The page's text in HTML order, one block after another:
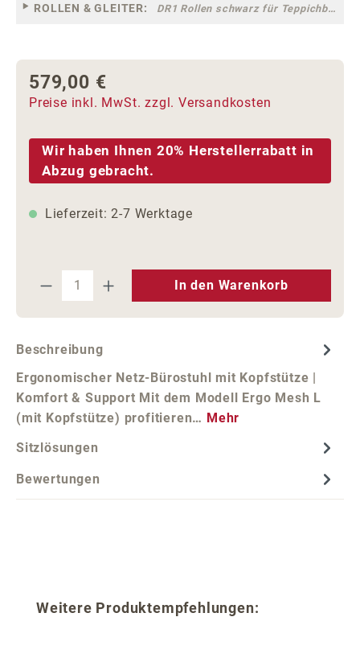
ROLLEN & GLEITER: DR1 Rollen schwarz für Teppichböden [10]
Regulärer Preis:
579,00 €
Preise inkl. MwSt. zzgl. Versandkosten
Wir haben Ihnen 20% Herstellerrabatt in
Abzug gebracht.
Lieferzeit: 2-7 Werktage
Produkt Anzahl: Gib den
In den Warenkorb
Beschreibung
Ergonomischer Netz-Bürostuhl mit Kopfstütze |
Komfort & Support Mit dem Modell Ergo Mesh L
(mit Kopfstütze) profitieren… Mehr
Sitzlösungen
Bewertungen
Produktgalerie überspringen
Weitere Produktempfehlungen: